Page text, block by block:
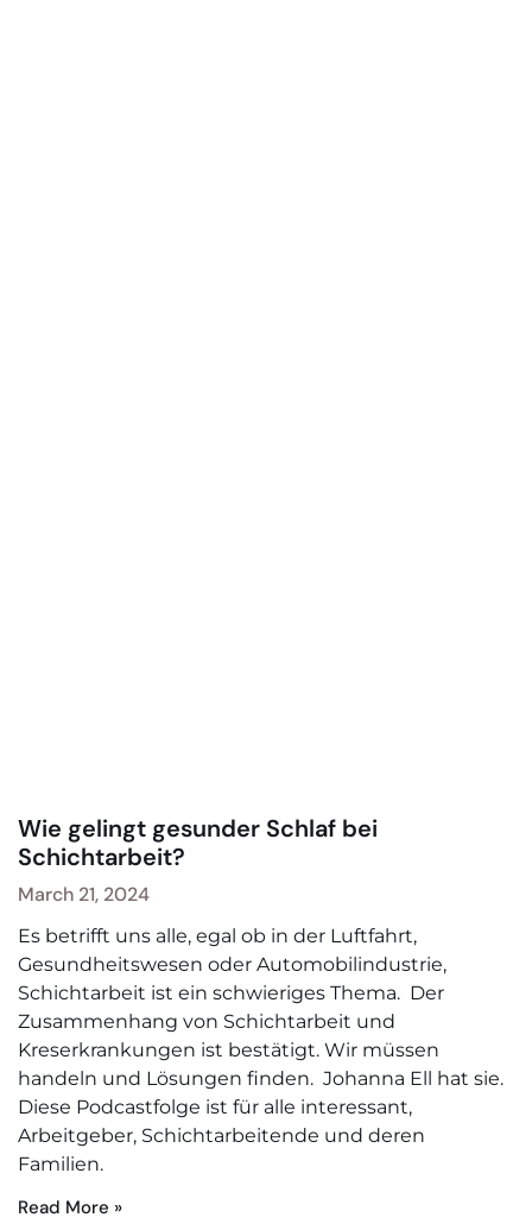
Wie gelingt gesunder Schlaf bei
Schichtarbeit?
March 21, 2024
Es betrifft uns alle, egal ob in der Luftfahrt,
Gesundheitswesen oder Automobilindustrie,
Schichtarbeit ist ein schwieriges Thema. Der
Zusammenhang von Schichtarbeit und
Kreserkrankungen ist bestätigt. Wir müssen
handeln und Lösungen finden. Johanna Ell hat sie.
Diese Podcastfolge ist für alle interessant,
Arbeitgeber, Schichtarbeitende und deren
Familien.
Read More »